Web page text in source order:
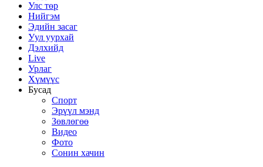
Улс төр
Нийгэм
Эдийн засаг
Уул уурхай
Дэлхийд
Live
Урлаг
Хүмүүс
Бусад
Спорт
Эрүүл мэнд
Зөвлөгөө
Видео
Фото
Сонин хачин